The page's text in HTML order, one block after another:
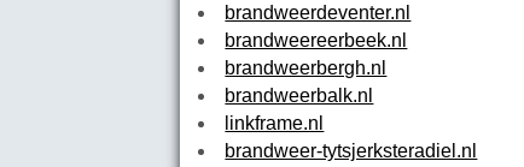
brandweerdeventer.nl
brandweereerbeek.nl
brandweerbergh.nl
brandweerbalk.nl
linkframe.nl
brandweer-tytsjerksteradiel.nl